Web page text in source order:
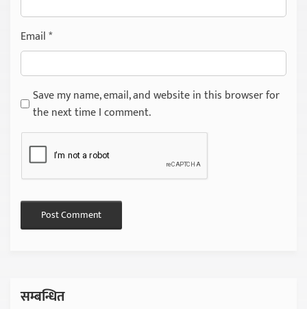
Email*
Save my name, email, and website in this browser for
the next time I comment.
सम्बन्धित